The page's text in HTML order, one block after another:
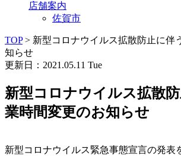
店舗案内
佐賀市
TOP> 新型コロナウイルス拡散防止に伴
知らせ
更新日：2021.05.11 Tue
新型コロナウイルス拡散
業時間変更のお知らせ
新型コロナウイルス緊急事態宣言の発表